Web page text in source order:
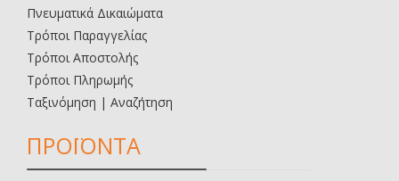
Πνευματικά Δικαιώματα
Τρόποι Παραγγελίας
Τρόποι Αποστολής
Τρόποι Πληρωμής
Ταξινόμηση | Αναζήτηση
ΠΡΟΪΟΝΤΑ